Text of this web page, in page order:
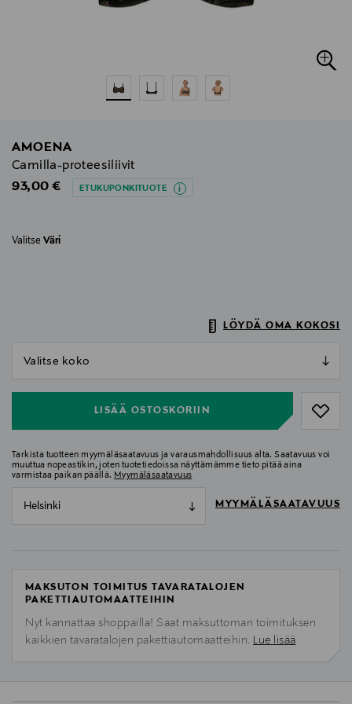
AMOENA
Camilla-proteesiliivit
Original Price
93,00 € ETUKUPONKITUOTE
Valitse Väri
LÖYDÄ OMA KOKOSI
LISÄÄ OSTOSKORIIN
Tarkista tuotteen myymäläsaatavuus ja varausmahdollisuus alta. Saatavuus voi
muuttua nopeastikin, joten tuotetiedoissa näyttämämme tieto pitää aina
varmistaa paikan päällä. Myymäläsaatavuus
Helsinki MYYMÄLÄSAATAVUUS
MAKSUTON TOIMITUS TAVARATALOJEN
PAKETTIAUTOMAATTEIHIN
Nyt kannattaa shoppailla! Saat maksuttoman toimituksen
kaikkien tavaratalojen pakettiautomaatteihin. Lue lisää